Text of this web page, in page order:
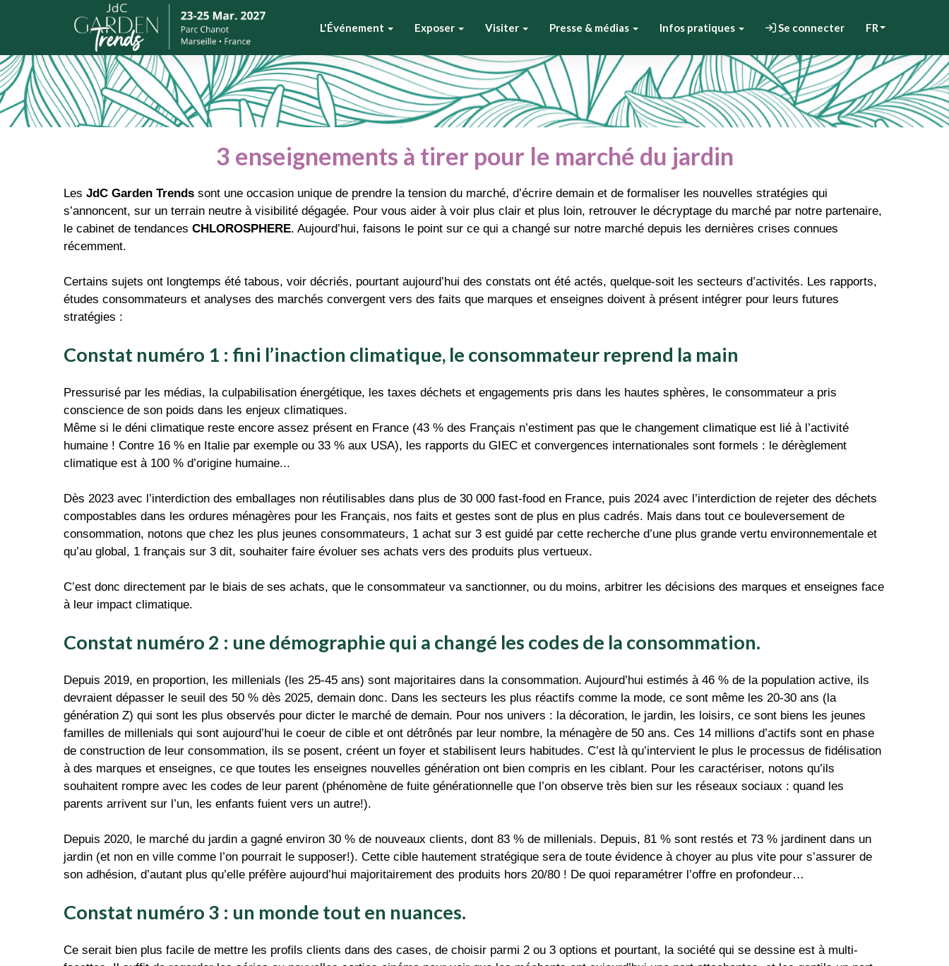
L'Événement Exposer Visiter Presse & médias Infos pratiques Se connecter FR
3 enseignements à tirer pour le marché du jardin
Les JdC Garden Trends sont une occasion unique de prendre la tension du marché, d’écrire demain et de formaliser les nouvelles stratégies qui
s’annoncent, sur un terrain neutre à visibilité dégagée. Pour vous aider à voir plus clair et plus loin, retrouver le décryptage du marché par notre partenaire,
le cabinet de tendances CHLOROSPHERE. Aujourd’hui, faisons le point sur ce qui a changé sur notre marché depuis les dernières crises connues
récemment.
Certains sujets ont longtemps été tabous, voir décriés, pourtant aujourd’hui des constats ont été actés, quelque-soit les secteurs d’activités. Les rapports,
études consommateurs et analyses des marchés convergent vers des faits que marques et enseignes doivent à présent intégrer pour leurs futures
stratégies :
Constat numéro 1 : fini l’inaction climatique, le consommateur reprend la main
Pressurisé par les médias, la culpabilisation énergétique, les taxes déchets et engagements pris dans les hautes sphères, le consommateur a pris
conscience de son poids dans les enjeux climatiques.
Même si le déni climatique reste encore assez présent en France (43 % des Français n’estiment pas que le changement climatique est lié à l’activité
humaine ! Contre 16 % en Italie par exemple ou 33 % aux USA), les rapports du GIEC et convergences internationales sont formels : le dérèglement
climatique est à 100 % d’origine humaine...
Dès 2023 avec l’interdiction des emballages non réutilisables dans plus de 30 000 fast-food en France, puis 2024 avec l’interdiction de rejeter des déchets
compostables dans les ordures ménagères pour les Français, nos faits et gestes sont de plus en plus cadrés. Mais dans tout ce bouleversement de
consommation, notons que chez les plus jeunes consommateurs, 1 achat sur 3 est guidé par cette recherche d’une plus grande vertu environnementale et
qu’au global, 1 français sur 3 dit, souhaiter faire évoluer ses achats vers des produits plus vertueux.
C’est donc directement par le biais de ses achats, que le consommateur va sanctionner, ou du moins, arbitrer les décisions des marques et enseignes face
à leur impact climatique.
Constat numéro 2 : une démographie qui a changé les codes de la consommation.
Depuis 2019, en proportion, les millenials (les 25-45 ans) sont majoritaires dans la consommation. Aujourd’hui estimés à 46 % de la population active, ils
devraient dépasser le seuil des 50 % dès 2025, demain donc. Dans les secteurs les plus réactifs comme la mode, ce sont même les 20-30 ans (la
génération Z) qui sont les plus observés pour dicter le marché de demain. Pour nos univers : la décoration, le jardin, les loisirs, ce sont biens les jeunes
familles de millenials qui sont aujourd’hui le coeur de cible et ont détrônés par leur nombre, la ménagère de 50 ans. Ces 14 millions d’actifs sont en phase
de construction de leur consommation, ils se posent, créent un foyer et stabilisent leurs habitudes. C’est là qu’intervient le plus le processus de fidélisation
à des marques et enseignes, ce que toutes les enseignes nouvelles génération ont bien compris en les ciblant. Pour les caractériser, notons qu’ils
souhaitent rompre avec les codes de leur parent (phénomène de fuite générationnelle que l’on observe très bien sur les réseaux sociaux : quand les
parents arrivent sur l’un, les enfants fuient vers un autre!).
Depuis 2020, le marché du jardin a gagné environ 30 % de nouveaux clients, dont 83 % de millenials. Depuis, 81 % sont restés et 73 % jardinent dans un
jardin (et non en ville comme l’on pourrait le supposer!). Cette cible hautement stratégique sera de toute évidence à choyer au plus vite pour s’assurer de
son adhésion, d’autant plus qu’elle préfère aujourd’hui majoritairement des produits hors 20/80 ! De quoi reparamétrer l’offre en profondeur…
Constat numéro 3 : un monde tout en nuances.
Ce serait bien plus facile de mettre les profils clients dans des cases, de choisir parmi 2 ou 3 options et pourtant, la société qui se dessine est à multi-